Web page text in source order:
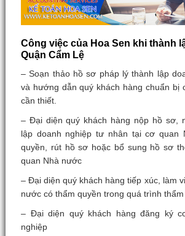
Công việc của Hoa Sen khi thành
Quận Cẩm Lệ
– Soạn thảo hồ sơ pháp lý thành lập
và hướng dẫn quý khách hàng chuẩn bị
cần thiết.
– Đại diện quý khách hàng nộp hồ sơ,
lập doanh nghiệp tư nhân tại cơ quan
quyền, rút hồ sơ hoặc bổ sung hồ sơ
quan Nhà nước
– Đại diện quý khách hàng tiếp xúc, làm
nước có thẩm quyền trong quá trình
– Đại diện quý khách hàng đăng ký
nghiệp